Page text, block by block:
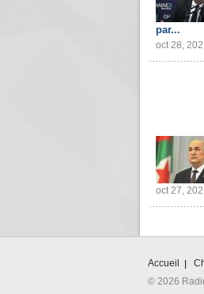
par...
oct 28,
oct 27,
Accueil
© 2026